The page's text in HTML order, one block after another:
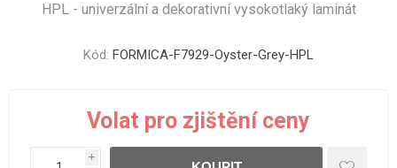
HPL - univerzální a dekorativní vysokotlaký laminát
Kód: FORMICA-F7929-Oyster-Grey-HPL
Volat pro zjištění ceny
i